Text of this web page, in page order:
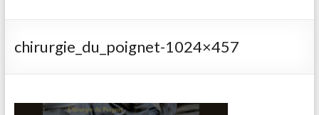
chirurgie_du_poignet-1024×457